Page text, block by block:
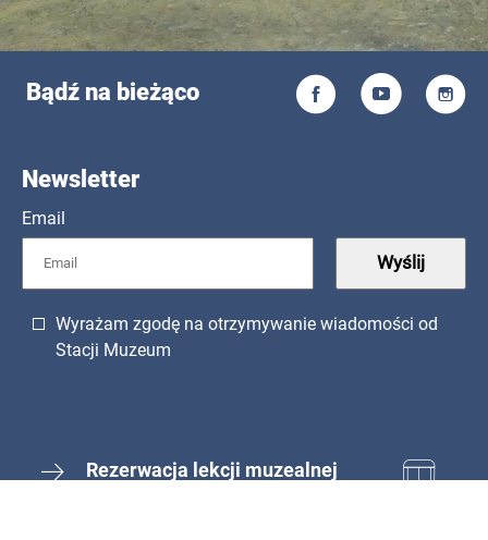
Bądź na bieżąco
Newsletter
Email
Wyrażam zgodę na otrzymywanie wiadomości od
Stacji Muzeum
Wyślij
Rezerwacja lekcji muzealnej